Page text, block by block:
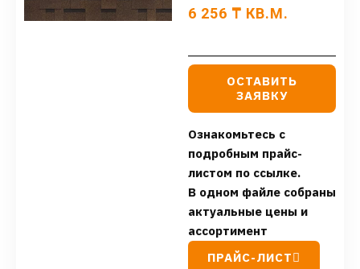
6 256 ₸ КВ.М.
ОСТАВИТЬ
ЗАЯВКУ
Ознакомьтесь с
подробным прайс-
листом по ссылке.
В одном файле собраны
актуальные цены и
ассортимент
ПРАЙС-ЛИСТ